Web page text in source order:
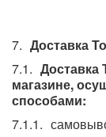
Доставка
Доставка
магазине,
способами: